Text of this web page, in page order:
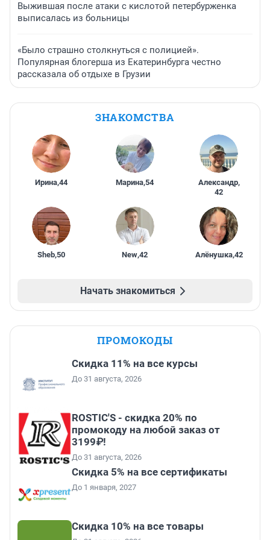
Выжившая после атаки с кислотой петербурженка
выписалась из больницы
«Было страшно столкнуться с полицией».
Популярная блогерша из Екатеринбурга честно
рассказала об отдыхе в Грузии
ЗНАКОМСТВА
Ирина,44 Марина,54 Александр,
42
Sheb,50 New,42 Алёнушка,42
Начать знакомиться
ПРОМОКОДЫ
Скидка 11% на все курсы
До 31 августа, 2026
ROSTIC'S - скидка 20% по
промокоду на любой заказ от
3199₽!
До 31 августа, 2026
Скидка 5% на все сертификаты
До 1 января, 2027
Скидка 10% на все товары